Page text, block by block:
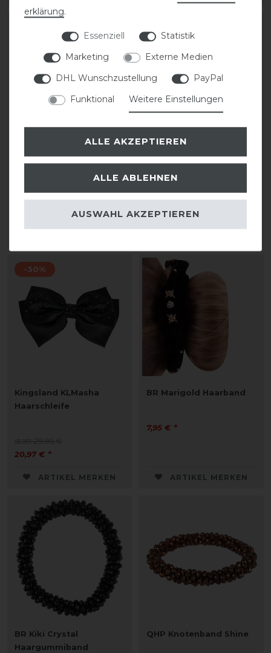
synthetischen
Diamanten
9,95 € *
-30%
Kingsland KLMasha
Haarschleife
20,97 € *
ARTIKEL MERKEN
BR Marigold Haarband
7,95 € *
ARTIKEL MERKEN
BR Kiki Crystal
Haargummiband
QHP Knotenband Shine
erklärung.
Essenziell
Statistik
Marketing
Externe Medien
DHL Wunschzustellung
PayPal
Funktional
Weitere Einstellungen
ALLE AKZEPTIEREN
ALLE ABLEHNEN
AUSWAHL AKZEPTIEREN